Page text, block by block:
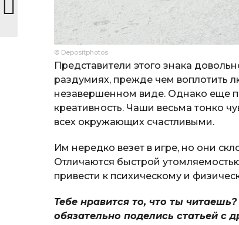
© Depositphotos
Представители этого знака
раздумиях, прежде чем воплотить
незавершенном виде. Однако еще
креативность. Чаши весьма тонко
всех окружающих счастливыми.
Им нередко везет в игре, но они
Отличаются быстрой
привести к психическому и
Тебе нравится то, что ты
обязательно поделись статьей с